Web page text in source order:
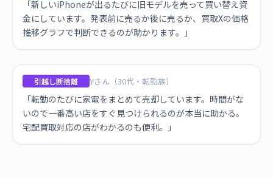
「新しいiPhoneが出るたびに旧モデルを売って買い替え資
金にしています。発表前に売るか後に売るか、買取Xの価格
推移グラフで判断できるのが助かります。」
引越し断捨離 Yさん（30代・転勤族）
「転勤のたびに家電をまとめて売却しています。時間がな
いので一番高い店をすぐ見つけられるのが本当に助かる。
宅配買取対応の店がわかるのも便利。」